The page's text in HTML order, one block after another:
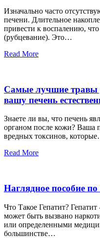
Изначально часто
печени. Длительное
привести к воспалению,
(рубцевание). Это…
Read More
Самые лучшие травы
вашу печень
Знаете ли вы, что печень
органом после кожи? Ваша
вредных токсинов,
Read More
Наглядное пособие по
Что Такое Гепатит?
может быть вызвано
или определенными
большинстве…